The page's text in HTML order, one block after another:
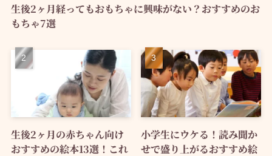
生後2ヶ月経ってもおもちゃに興味がない？おすすめのお
もちゃ7選
生後2ヶ月の赤ちゃん向け
おすすめの絵本13選！これ
小学生にウケる！読み聞か
せで盛り上がるおすすめ絵